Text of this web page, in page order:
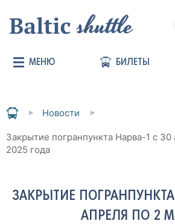
МЕНЮ БИЛЕТЫ
Новости
Закрытие погранпункта Нарва-1 с
2025 года
ЗАКРЫТИЕ
АПРЕЛЯ ПО 2